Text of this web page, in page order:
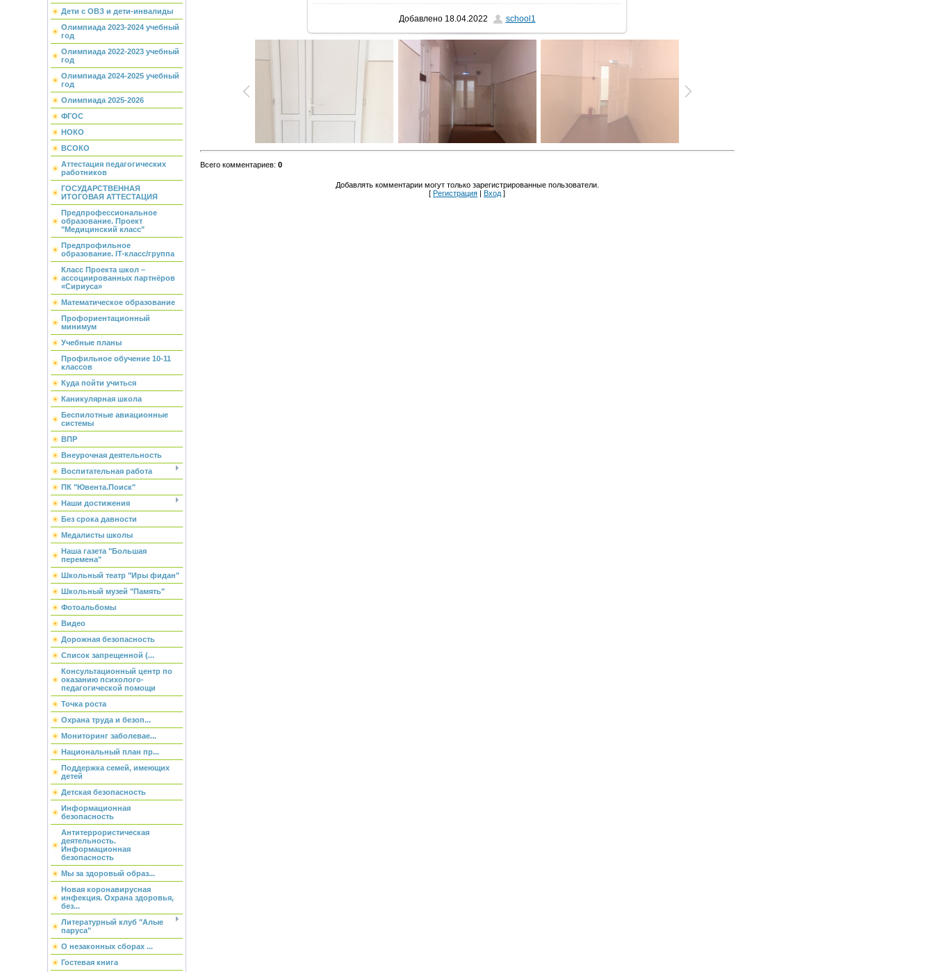
Дети с ОВЗ и дети-инвалиды
Олимпиада 2023-2024 учебный
год
Олимпиада 2022-2023 учебный
год
Олимпиада 2024-2025 учебный
год
Олимпиада 2025-2026
ФГОС
НОКО
ВСОКО
Аттестация педагогических
работников
ГОСУДАРСТВЕННАЯ
ИТОГОВАЯ АТТЕСТАЦИЯ
Предпрофессиональное
образование. Проект
"Медицинский класс"
Предпрофильное
образование. IT-класс/группа
Класс Проекта школ –
ассоциированных партнёров
«Сириуса»
Математическое образование
Профориентационный
минимум
Учебные планы
Профильное обучение 10-11
классов
Куда пойти учиться
Каникулярная школа
Беспилотные авиационные
системы
ВПР
Внеурочная деятельность
Воспитательная работа
ПК "Ювента.Поиск"
Наши достижения
Без срока давности
Медалисты школы
Наша газета "Большая
перемена"
Школьный театр "Иры фидан"
Школьный музей "Память"
Фотоальбомы
Видео
Дорожная безопасность
Список запрещенной (...
Консультационный центр по
оказанию психолого-
педагогической помощи
Точка роста
Охрана труда и безоп...
Мониторинг заболевае...
Национальный план пр...
Поддержка семей, имеющих
детей
Детская безопасность
Информационная
безопасность
Антитеррористическая
деятельность.
Информационная
безопасность
Мы за здоровый образ...
Новая коронавирусная
инфекция. Охрана здоровья,
без...
Литературный клуб "Алые
паруса"
О незаконных сборах ...
Гостевая книга
Добавлено18.04.2022 school1
Всего комментариев: 0
Добавлять комментарии могут только зарегистрированные пользователи.
[ Регистрация | Вход ]